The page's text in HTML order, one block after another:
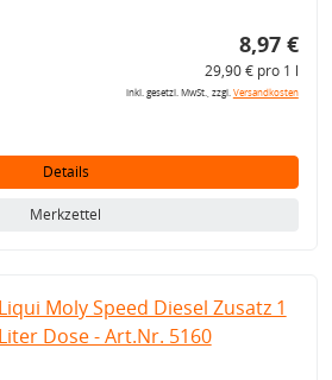
8,97 €
29,90 € pro 1 l
inkl. gesetzl. MwSt., zzgl.Versandkosten
Details
Merkzettel
Liqui Moly Speed Diesel Zusatz 1
Liter Dose - Art.Nr. 5160